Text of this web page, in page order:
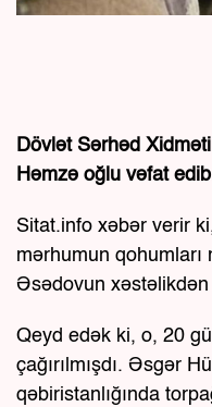
Dövlət Sərhəd
Həmzə oğlu vəfat
Sitat.info xəbər verir
mərhumun
Əsədovun
Qeyd edək ki, o, 20
çağırılmışdı. Əsgər
qəbiristanlığında